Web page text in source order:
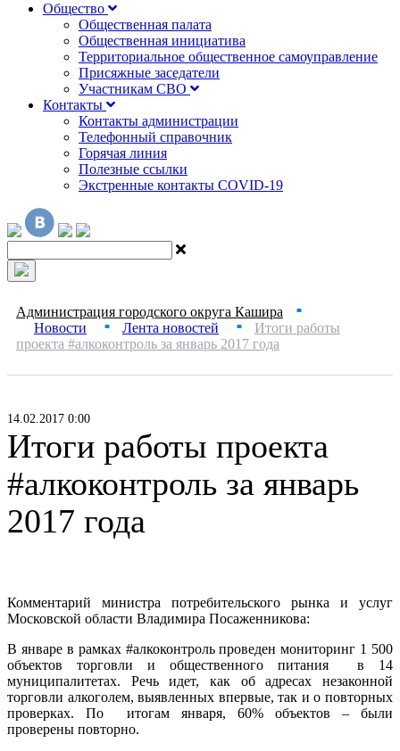
Общество
Общественная палата
Общественная инициатива
Территориальное общественное самоуправление
Присяжные заседатели
Участникам СВО
Контакты
Контакты администрации
Телефонный справочник
Горячая линия
Полезные ссылки
Экстренные контакты COVID-19
Администрация городского округа Кашира ■
Новости ■ Лента новостей ■
Итоги работы
проекта #алкоконтроль за январь 2017 года
14.02.2017 0:00
Итоги работы проекта
#алкоконтроль за январь
2017 года
Комментарий министра потребительского рынка и услуг
Московской области Владимира Посаженникова:
В январе в рамках #алкоконтроль проведен мониторинг 1 500
объектов торговли и общественного питания в 14
муниципалитетах. Речь идет, как об адресах незаконной
торговли алкоголем, выявленных впервые, так и о повторных
проверках. По итогам января, 60% объектов – были
проверены повторно.